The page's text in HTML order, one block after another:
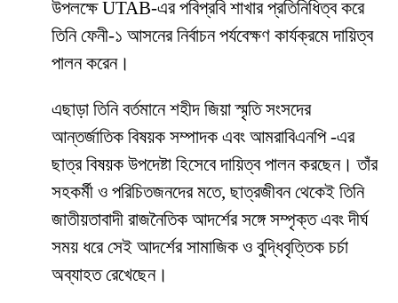
উপলক্ষে UTAB-এর পবিপ্রবি শাখার প্রতিনিধিত্ব করে
তিনি ফেনী-১ আসনের নির্বাচন পর্যবেক্ষণ কার্যক্রমে দায়িত্ব
পালন করেন।
এছাড়া তিনি বর্তমানে শহীদ জিয়া স্মৃতি সংসদের
আন্তর্জাতিক বিষয়ক সম্পাদক এবং আমরাবিএনপি -এর
ছাত্র বিষয়ক উপদেষ্টা হিসেবে দায়িত্ব পালন করছেন। তাঁর
সহকর্মী ও পরিচিতজনদের মতে, ছাত্রজীবন থেকেই তিনি
জাতীয়তাবাদী রাজনৈতিক আদর্শের সঙ্গে সম্পৃক্ত এবং দীর্ঘ
সময় ধরে সেই আদর্শের সামাজিক ও বুদ্ধিবৃত্তিক চর্চা
অব্যাহত রেখেছেন।